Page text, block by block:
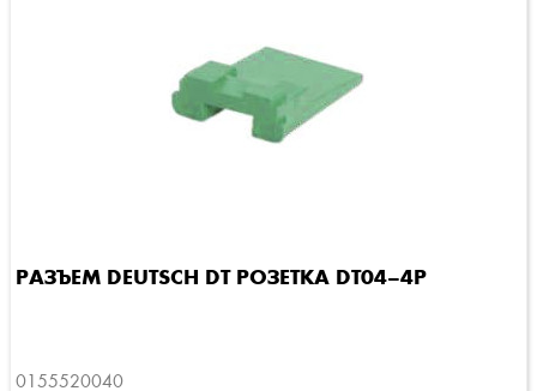
РАЗЪЕМ DEUTSCH DT РОЗЕТКА DT04–4P
0155520040